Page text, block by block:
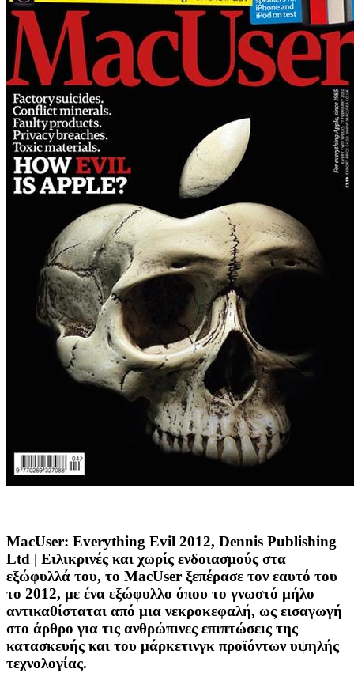
MacUser: Everything Evil 2012, Dennis Publishing
Ltd | Ειλικρινές και χωρίς ενδοιασμούς στα
εξώφυλλά του, το ΜacUser ξεπέρασε τον εαυτό του
το 2012, με ένα εξώφυλλο όπου το γνωστό μήλο
αντικαθίσταται από μια νεκροκεφαλή, ως εισαγωγή
στο άρθρο για τις ανθρώπινες επιπτώσεις της
κατασκευής και του μάρκετινγκ προϊόντων υψηλής
τεχνολογίας.